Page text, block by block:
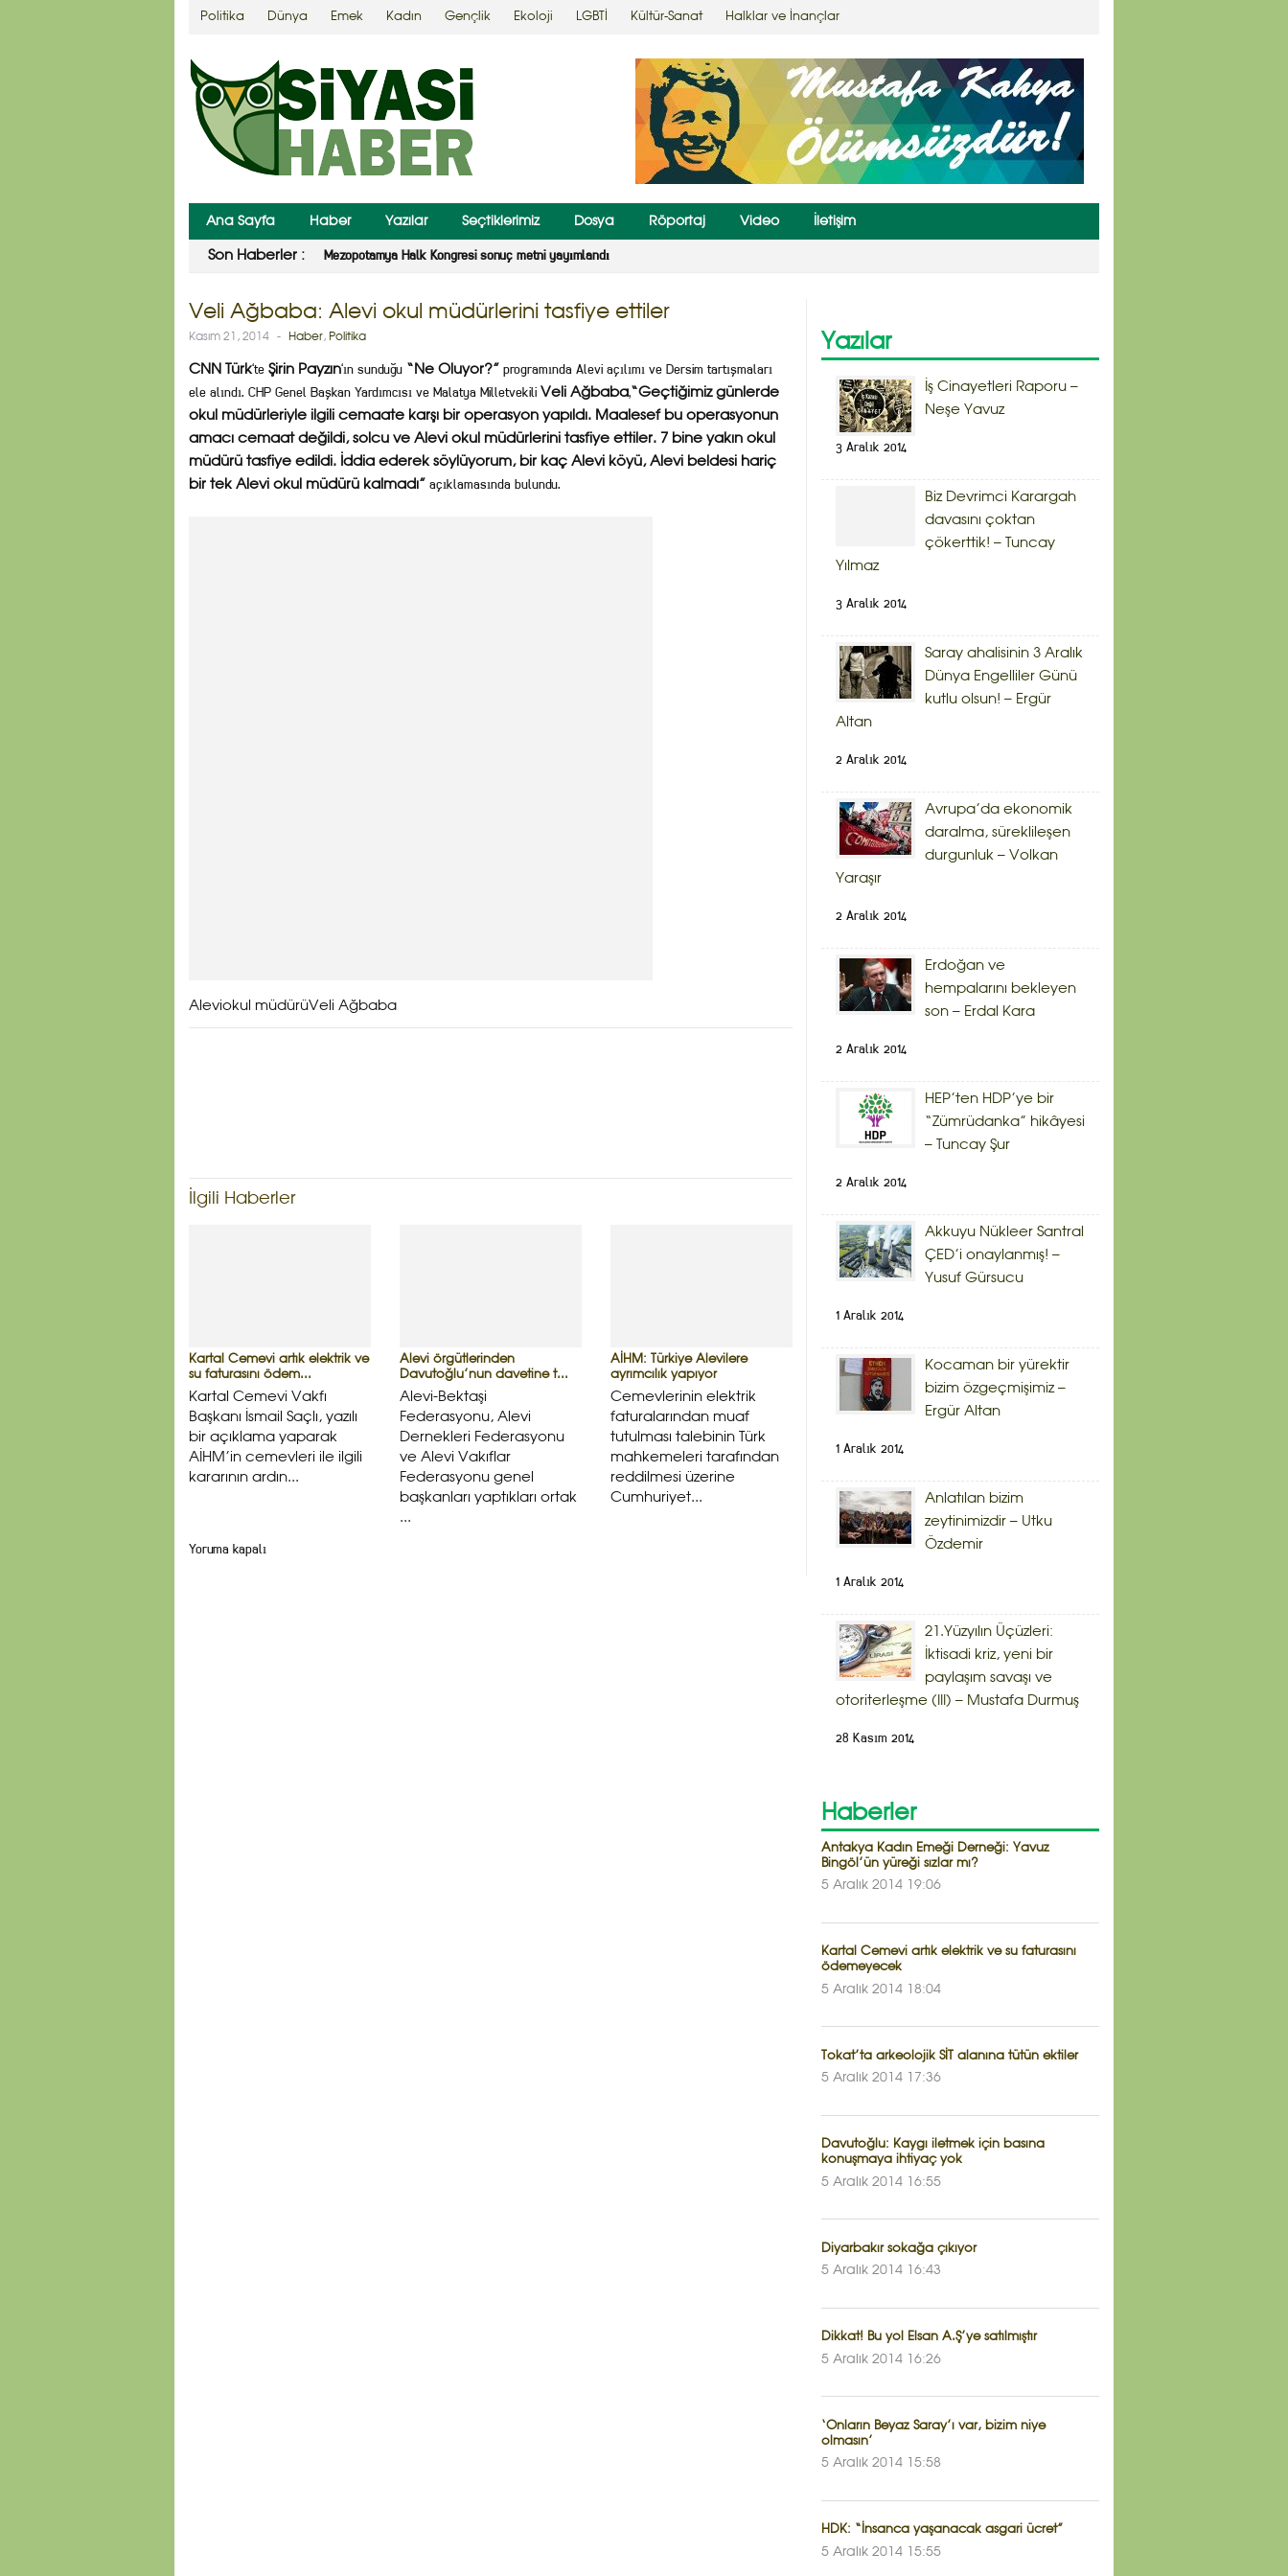
Politika Dünya Emek Kadın Gençlik Ekoloji LGBTİ Kültür-Sanat Halklar ve İnançlar
Ana Sayfa Haber Yazılar Seçtiklerimiz Dosya Röportaj Video İletişim
Son Haberler : Mezopotamya Halk Kongresi sonuç metni yayımlandı
Veli Ağbaba: Alevi okul müdürlerini tasfiye ettiler
Kasım 21, 2014 - Haber, Politika
CNN Türk‘te Şirin Payzın‘ın sunduğu “Ne Oluyor?” programında Alevi açılımı ve Dersim tartışmaları
ele alındı. CHP Genel Başkan Yardımcısı ve Malatya Milletvekili Veli Ağbaba,“Geçtiğimiz günlerde
okul müdürleriyle ilgili cemaate karşı bir operasyon yapıldı. Maalesef bu operasyonun
amacı cemaat değildi, solcu ve Alevi okul müdürlerini tasfiye ettiler. 7 bine yakın okul
müdürü tasfiye edildi. İddia ederek söylüyorum, bir kaç Alevi köyü, Alevi beldesi hariç
bir tek Alevi okul müdürü kalmadı” açıklamasında bulundu.
Aleviokul müdürüVeli Ağbaba
İlgili Haberler
Kartal Cemevi artık elektrik ve
su faturasını ödem...
Kartal Cemevi Vakfı
Başkanı İsmail Saçlı, yazılı
bir açıklama yaparak
AİHM’in cemevleri ile ilgili
kararının ardın...
Alevi örgütlerinden
Davutoğlu’nun davetine t...
Alevi-Bektaşi
Federasyonu, Alevi
Dernekleri Federasyonu
ve Alevi Vakıflar
Federasyonu genel
başkanları yaptıkları ortak
...
AİHM: Türkiye Alevilere
ayrımcılık yapıyor
Cemevlerinin elektrik
faturalarından muaf
tutulması talebinin Türk
mahkemeleri tarafından
reddilmesi üzerine
Cumhuriyet...
Yoruma kapalı
Yazılar
İş Cinayetleri Raporu –
Neşe Yavuz
3 Aralık 2014
Biz Devrimci Karargah
davasını çoktan
çökerttik! – Tuncay
Yılmaz
3 Aralık 2014
Saray ahalisinin 3 Aralık
Dünya Engelliler Günü
kutlu olsun! – Ergür
Altan
2 Aralık 2014
Avrupa’da ekonomik
daralma, süreklileşen
durgunluk – Volkan
Yaraşır
2 Aralık 2014
Erdoğan ve
hempalarını bekleyen
son – Erdal Kara
2 Aralık 2014
HEP’ten HDP’ye bir
“Zümrüdanka” hikâyesi
– Tuncay Şur
2 Aralık 2014
Akkuyu Nükleer Santral
ÇED’i onaylanmış! –
Yusuf Gürsucu
1 Aralık 2014
Kocaman bir yürektir
bizim özgeçmişimiz –
Ergür Altan
1 Aralık 2014
Anlatılan bizim
zeytinimizdir – Utku
Özdemir
1 Aralık 2014
21.Yüzyılın Üçüzleri:
İktisadi kriz, yeni bir
paylaşım savaşı ve
otoriterleşme (III) – Mustafa Durmuş
28 Kasım 2014
Haberler
Antakya Kadın Emeği Derneği: Yavuz
Bingöl’ün yüreği sızlar mı?
5 Aralık 2014 19:06
Kartal Cemevi artık elektrik ve su faturasını
ödemeyecek
5 Aralık 2014 18:04
Tokat’ta arkeolojik SİT alanına tütün ektiler
5 Aralık 2014 17:36
Davutoğlu: Kaygı iletmek için basına
konuşmaya ihtiyaç yok
5 Aralık 2014 16:55
Diyarbakır sokağa çıkıyor
5 Aralık 2014 16:43
Dikkat! Bu yol Elsan A.Ş’ye satılmıştır
5 Aralık 2014 16:26
‘Onların Beyaz Saray’ı var, bizim niye
olmasın’
5 Aralık 2014 15:58
HDK: “İnsanca yaşanacak asgari ücret”
5 Aralık 2014 15:55